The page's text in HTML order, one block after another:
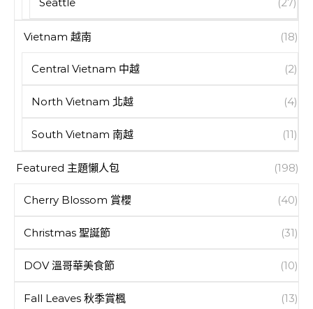
Vietnam 越南 (18)
Central Vietnam 中越 (2)
North Vietnam 北越 (4)
South Vietnam 南越 (11)
Featured 主題懶人包 (198)
Cherry Blossom 賞櫻 (40)
Christmas 聖誕節 (31)
DOV 溫哥華美食節 (10)
Fall Leaves 秋季賞楓 (13)